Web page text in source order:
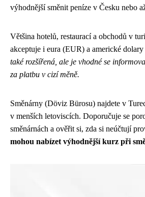
výhodnější směnit peníze v Česku nebo
Většina hotelů, restaurací a obchodů v
akceptuje i eura (EUR) a americké
také rozšířená, ale je vhodné se
za platbu v cizí měně.
Směnárny (Döviz Bürosu) najdete v
v menších letoviscích. Doporučuje se
směnárnách a ověřit si, zda si neúčtují
mohou nabízet výhodnější kurz při